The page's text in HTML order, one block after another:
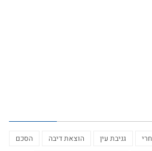
גניבת עין הוצאת דיבה
הסכם